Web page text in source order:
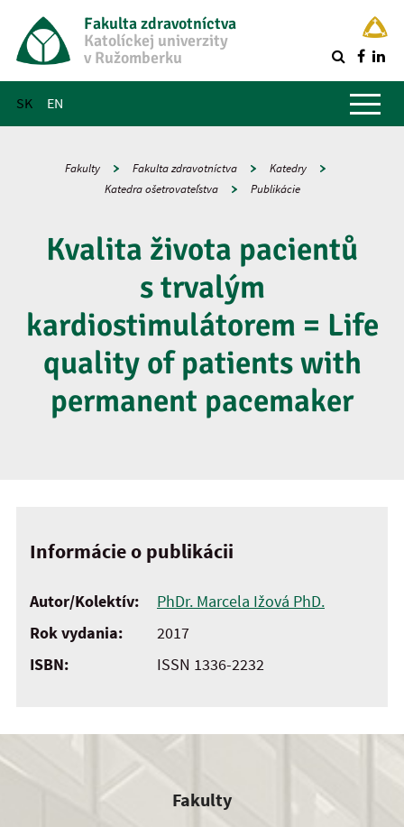
Fakulta zdravotníctva
Katolíckej univerzity
v Ružomberku
SK EN
Hlavné menu
Fakulty Fakulta zdravotníctva
Katedry
Katedra ošetrovateľstva
Publikácie
Kvalita života pacientů
s trvalým
kardiostimulátorem = Life
quality of patients with
permanent pacemaker
Informácie o publikácii
Autor/Kolektív:
PhDr. Marcela Ižová PhD.
Rok vydania:
2017
ISBN:
ISSN 1336-2232
Fakulty